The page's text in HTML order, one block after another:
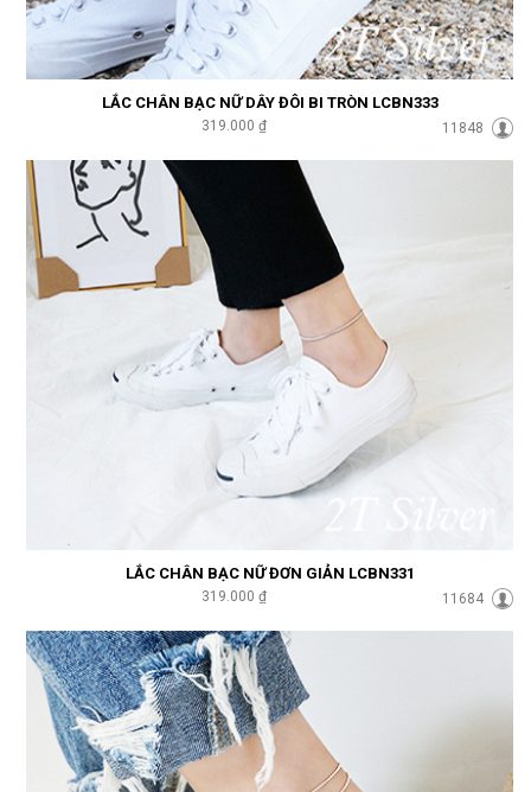
LẮC CHÂN BẠC NỮ DÂY ĐÔI BI TRÒN LCBN333
319.000 ₫ 11848
LẮC CHÂN BẠC NỮ ĐƠN GIẢN LCBN331
319.000 ₫ 11684